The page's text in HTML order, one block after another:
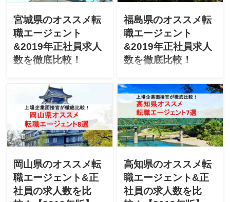
します！
します！
宮城県のオススメ転
職エージェント
&2019年正社員求人
数を徹底比較！
たい」「宮城にUターン転職
したいけど不安」と悩んで
ませんか？上場企業の面接
官が「宮城県のオススメ転
職エージェント」「最新
2019年エージェントごとの
します！
福島県のオススメ転
職エージェント
&2019年正社員求人
数を徹底比較！
い」「Uターン転職で福島へ
就職できる不安」と悩んで
ませんか？上場企業の面接
官が「福島県のオススメ転
職エージェント」「最新
2019年エージェントごとの
します！
岡山県のオススメ転
職エージェント&正
社員の求人数を比
高知県のオススメ転
職エージェント&正
社員の求人数を比